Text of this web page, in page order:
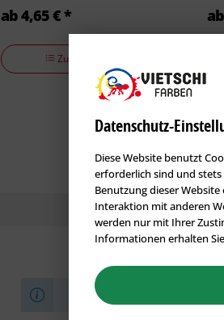
ab 4,65 € *
Zu den Varianten
Sei der Erste!
Datenschutz-
Diese Website benutzt
erforderlich sind und
Benutzung dieser
Interaktion mit anderen
werden nur mit Ihrer
Informationen erhalten